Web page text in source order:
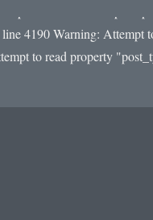
4190Warning: Attempt
to read property